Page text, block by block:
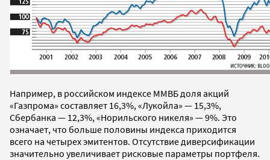
Например, в российском индексе ММВБ доля акций
«Газпрома» составляет 16,3%, «Лукойла» — 15,3%,
Сбербанка — 12,3%, «Норильского никеля» — 9%. Это
означает, что больше половины индекса приходится
всего на четырех эмитентов. Отсутствие диверсификации
значительно увеличивает рисковые параметры портфеля.